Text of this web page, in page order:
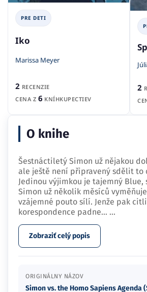
6 KNÍHKUPECTIEV
2
O knihe
Šestnáctiletý Simon už nějakou
ale ještě není připravený sdělit to
Simon už několik měsíců
vzájemné pouto sílí. Jenže pak
korespondence padne…...
Zobraziť celý popis
Simon vs. the Homo Sapiens Agenda
SÉRIA